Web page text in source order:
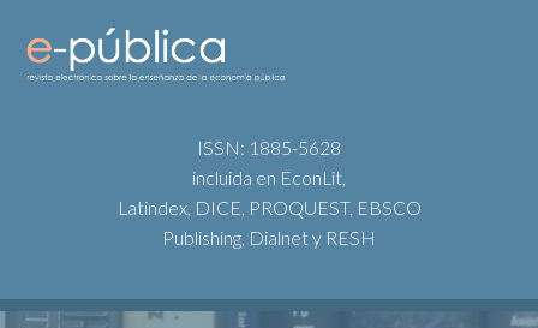
ISSN: 1885-5628
incluida en EconLit,
Latindex, DICE, PROQUEST, EBSCO
Publishing, Dialnet y RESH